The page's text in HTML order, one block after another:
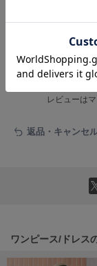
FURFUR
GELATO PIQUE
ジェラート ピケ キャ
GRAMICCI
レビュ
レビューは
返品・キャンセ
ワンピース/ドレス